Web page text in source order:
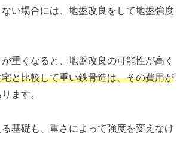
い場合には、地盤改良をして地盤強度
重くなると、地盤改良の可能性が高く
と比較して重い鉄骨造は、その費用が
ます。
基礎も、重さによって強度を変えなけ